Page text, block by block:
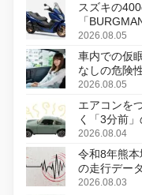
スズキの
「
変更し、8月
2026.08.05
車内での仮
なしの危険
2026.08.05
エアコンを
く「3分前
2026.08.04
令和8年熊
の走行デー
2026.08.03